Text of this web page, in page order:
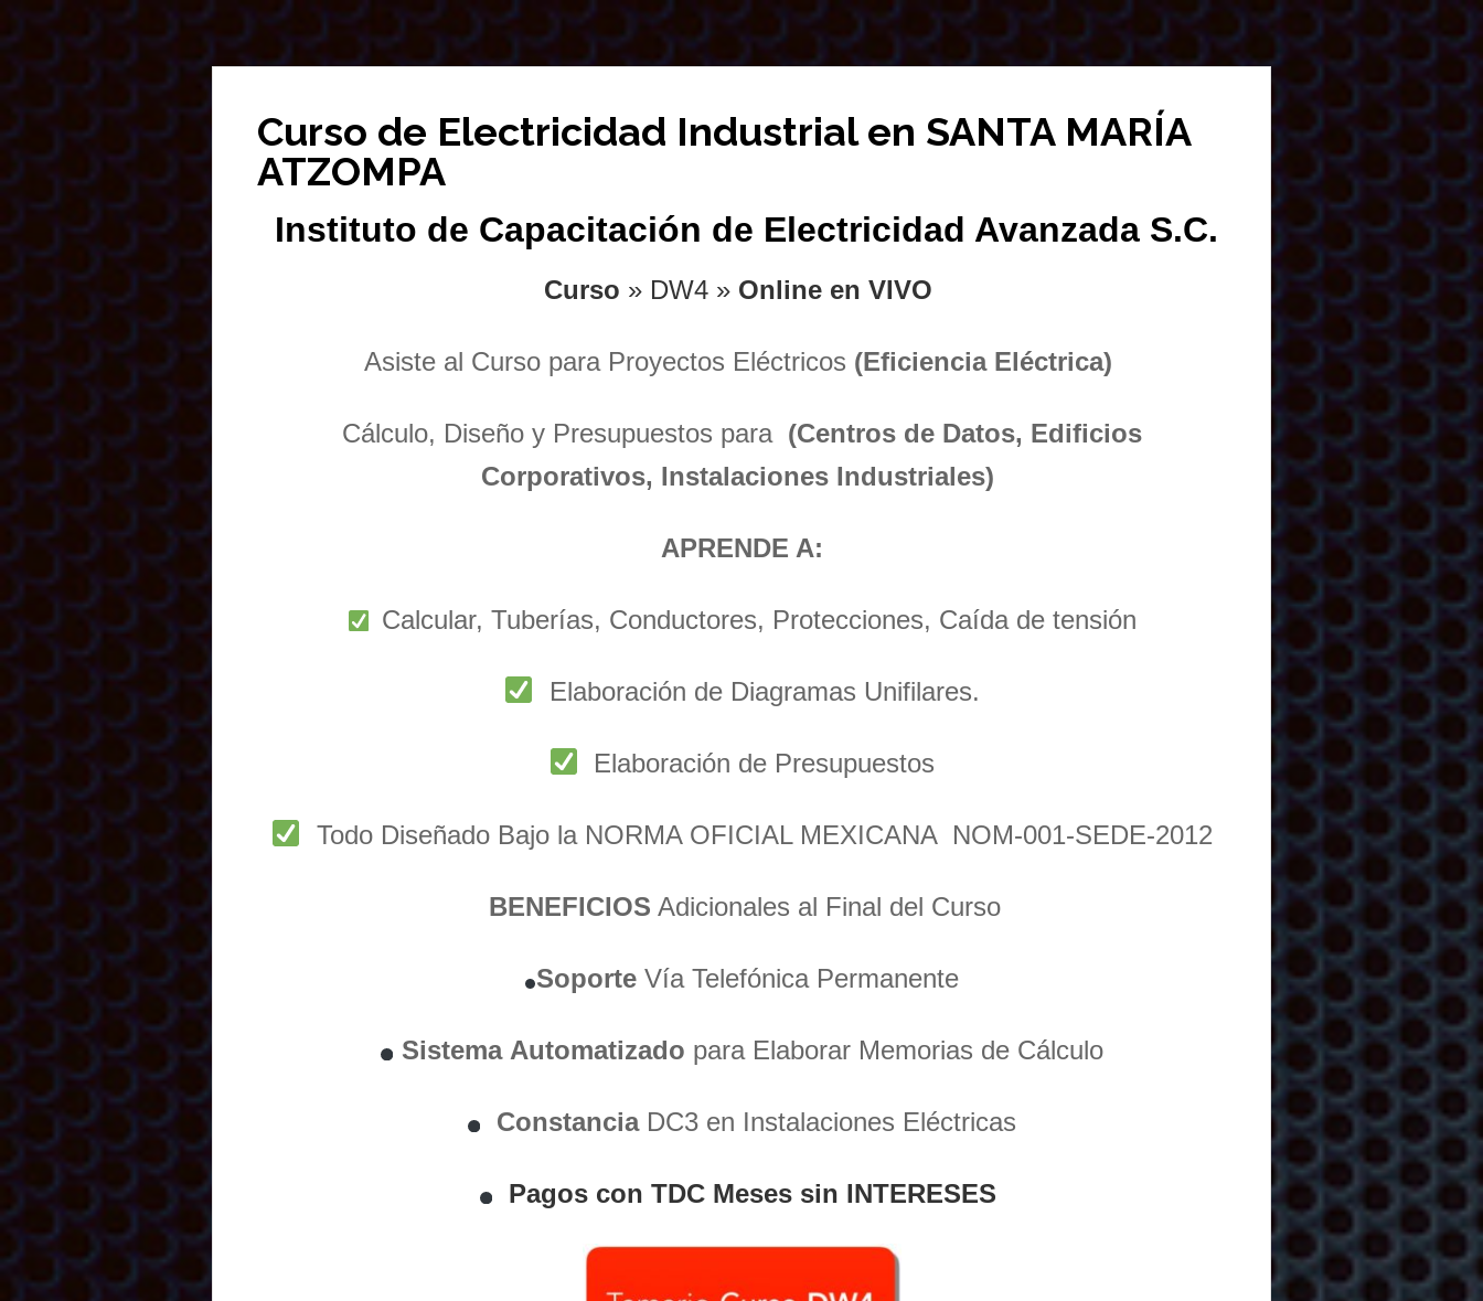
Curso de Electricidad Industrial en SANTA MARÍA
ATZOMPA
Instituto de Capacitación de Electricidad Avanzada S.C.
Curso » DW4 » Online en VIVO
Asiste al Curso para Proyectos Eléctricos (Eficiencia Eléctrica)
Cálculo, Diseño y Presupuestos para (Centros de Datos, Edificios
Corporativos, Instalaciones Industriales)
APRENDE A:
Calcular, Tuberías, Conductores, Protecciones, Caída de tensión
Elaboración de Diagramas Unifilares.
Elaboración de Presupuestos
Todo Diseñado Bajo la NORMA OFICIAL MEXICANA NOM-001-SEDE-2012
BENEFICIOS Adicionales al Final del Curso
Soporte Vía Telefónica Permanente
Sistema Automatizado para Elaborar Memorias de Cálculo
ConstanciaDC3 en Instalaciones Eléctricas
Pagos con TDC Meses sin INTERESES